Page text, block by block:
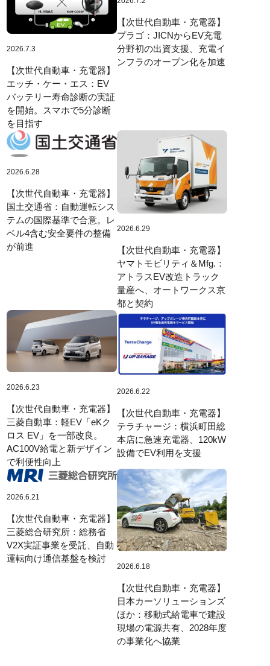
2026.7.3
【次世代自動車・充電器】
エッチ・ケー・エス：EV
バッテリー寿命診断の実証
を開始。スマホで5分診断
を目指す
【次世代自動車・充電器】
プラゴ：JICNからEV充電
分野初の出資支援、充電イ
ンフラのオープン化を加速
2026.6.28
【次世代自動車・充電器】
国土交通省：自動運転シス
テムの国際基準で合意。レ
ベル4含む安全要件の整備
が前進
2026.6.29
【次世代自動車・充電器】
ヤマトモビリティ＆Mfg.：
アトラスEV改造トラック
量産へ、オートワークス京
都と契約
2026.6.23
【次世代自動車・充電器】
三菱自動車：軽EV「eKク
ロス EV」を一部改良。
AC100V給電と新デザイン
で利便性向上
2026.6.22
【次世代自動車・充電器】
テラチャージ：横浜町田総
本店に急速充電器、120kW
設備でEV利用を支援
2026.6.21
【次世代自動車・充電器】
三菱総合研究所：総務省
V2X実証事業を受託、自動
運転向け通信基盤を検討
2026.6.18
【次世代自動車・充電器】
日本カーソリューションズ
ほか：移動式給電車で建設
現場の電源共有、2028年度
の事業化へ協業